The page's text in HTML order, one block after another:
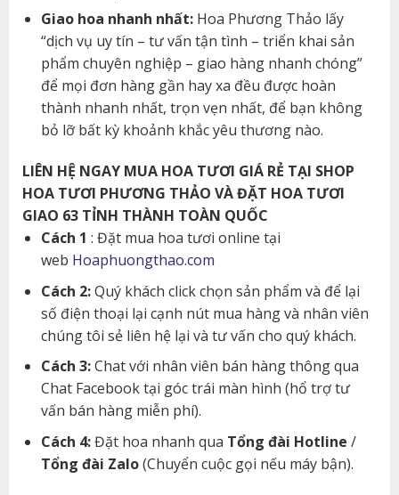
Giao hoa nhanh nhất:Hoa Phương Thảo lấy
“dịch vụ uy tín – tư vấn tận tình – triển khai sản
phẩm chuyên nghiệp – giao hàng nhanh chóng”
để mọi đơn hàng gần hay xa đều được hoàn
thành nhanh nhất, trọn vẹn nhất, để bạn không
bỏ lỡ bất kỳ khoảnh khắc yêu thương nào.
LIÊN HỆ NGAY MUA HOA TƯƠI GIÁ RẺ TẠI SHOP
HOA TƯƠI PHƯƠNG THẢO VÀ ĐẶT HOA TƯƠI
GIAO 63 TỈNH THÀNH TOÀN QUỐC
Cách 1 : Đặt mua hoa tươi online tại
web Hoaphuongthao.com
Cách 2:Quý khách click chọn sản phẩm và để lại
số điện thoại lại cạnh nút mua hàng và nhân viên
chúng tôi sẻ liên hệ lại và tư vấn cho quý khách.
Cách 3:Chat với nhân viên bán hàng thông qua
Chat Facebook tại góc trái màn hình (hổ trợ tư
vấn bán hàng miễn phí).
Cách 4:Đặt hoa nhanh qua Tổng đài Hotline /
Tổng đài Zalo(Chuyển cuộc gọi nếu máy bận).